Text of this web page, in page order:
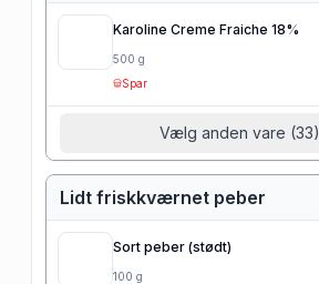
Karoline Creme Fraiche 18%
500 g
Spar
Vælg anden vare (33)
Lidt friskkværnet peber
Sort peber (stødt)
100 g